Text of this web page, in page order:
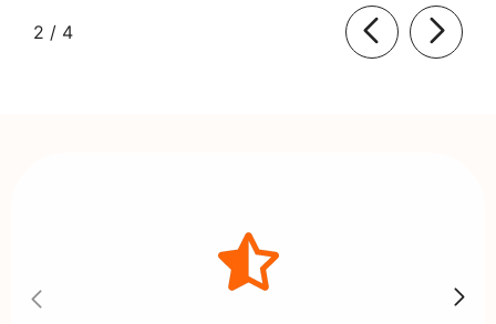
2 / von
4